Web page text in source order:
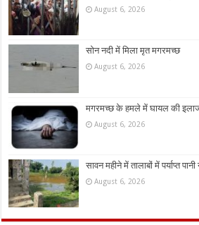
August 6, 2026
सोन नदी में मिला मृत मगरमच्छ
August 6, 2026
मगरमच्छ के हमले में घायल की
August 6, 2026
सावन महीने में तालाबों में पर्याप्त
August 6, 2026